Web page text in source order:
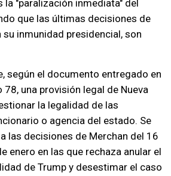
la "paralización inmediata" del
que las últimas decisiones de
su inmunidad presidencial, son
según el documento entregado en
78, una provisión legal de Nueva
la legalidad de las
o agencia del estado. Se
las decisiones de Merchan del 16
enero en las que rechaza anular el
de Trump y desestimar el caso